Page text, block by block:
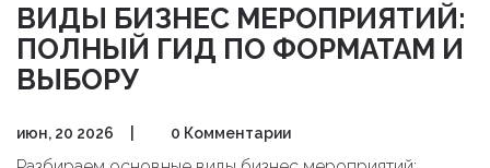
ВИДЫ БИЗНЕС МЕРОПРИЯТИЙ:
ПОЛНЫЙ ГИД ПО ФОРМАТАМ И
ВЫБОРУ
июн, 20 2026 0 Комментарии